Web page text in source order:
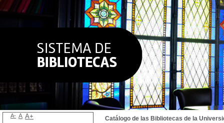
Catálogo de las Bibliotecas de la
A- A A+